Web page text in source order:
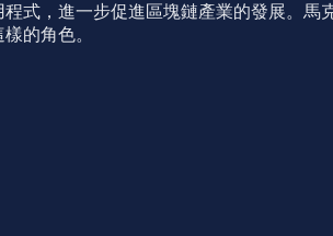
式，進一步促進區塊鏈產業的發展。馬
的角色。